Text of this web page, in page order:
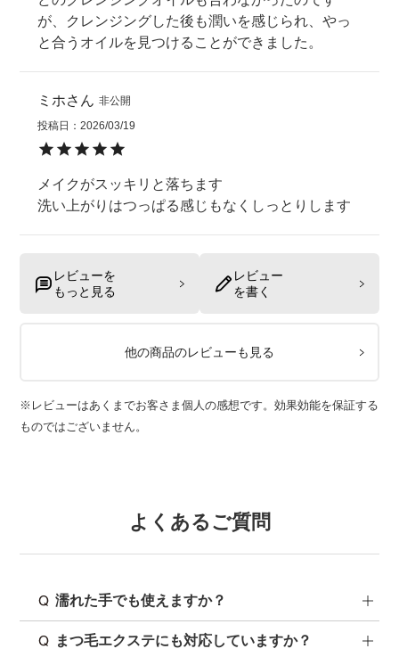
が、クレンジングした後も潤いを感じられ、やっ
と合うオイルを見つけることができました。
ミホ
非公開
投稿日
2026/03/19
メイクがスッキリと落ちます
洗い上がりはつっぱる感じもなくしっとりします
レビューを
もっと見る
レビュー
を書く
他の商品のレビューも見る
※レビューはあくまでお客さま個人の感想です。効果効能を保証する
ものではございません。
よくあるご質問
濡れた手でも使えますか？
まつ毛エクステにも対応していますか？